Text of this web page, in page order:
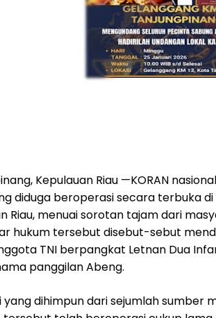
Kepulauan Riau —KORAN
diduga beroperasi secara terbuka
Riau, menuai sorotan tajam dari
hukum tersebut disebut-sebut
TNI berpangkat Letnan Dua
panggilan Abeng.
yang dihimpun dari sejumlah sumber